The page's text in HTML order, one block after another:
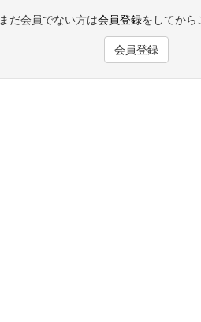
まだ会員でない方は会員登録をしてから
会員登録